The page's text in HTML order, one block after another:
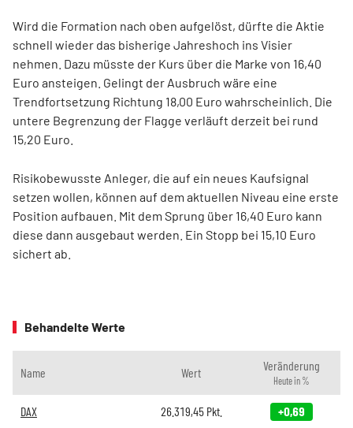
Wird die Formation nach oben aufgelöst, dürfte die Aktie
schnell wieder das bisherige Jahreshoch ins Visier
nehmen. Dazu müsste der Kurs über die Marke von 16,40
Euro ansteigen. Gelingt der Ausbruch wäre eine
Trendfortsetzung Richtung 18,00 Euro wahrscheinlich. Die
untere Begrenzung der Flagge verläuft derzeit bei rund
15,20 Euro.
Risikobewusste Anleger, die auf ein neues Kaufsignal
setzen wollen, können auf dem aktuellen Niveau eine erste
Position aufbauen. Mit dem Sprung über 16,40 Euro kann
diese dann ausgebaut werden. Ein Stopp bei 15,10 Euro
sichert ab.
Behandelte Werte
Name Wert Veränderung
Heute in %
DAX 26.319,45Pkt. +0,69